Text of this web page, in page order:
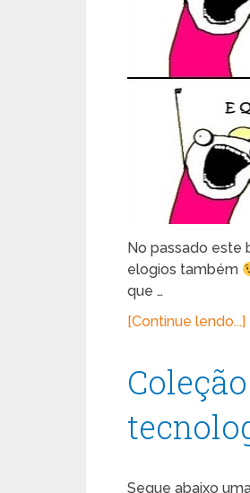
No passado este
elogios também
que …
[Continue lendo...]
Segue abaixo